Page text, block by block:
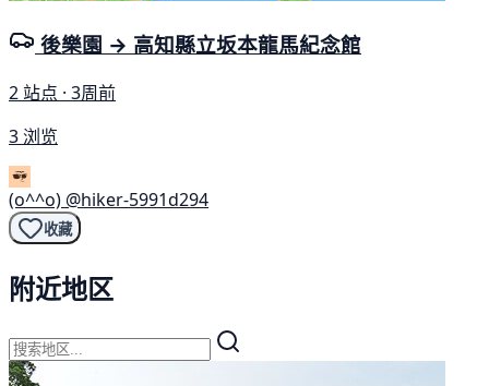
後樂園 → 高知縣立坂本龍馬紀念館
2 站点 · 3周前
3 浏览
(o^^o) @hiker-5991d294
收藏
附近地区